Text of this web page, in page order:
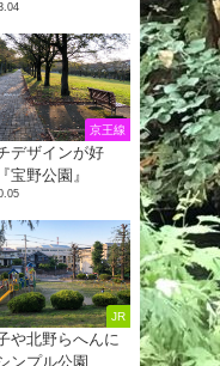
京王線
デザインが好
宝野公園』
JR
や北野らへんに
ンプル公園